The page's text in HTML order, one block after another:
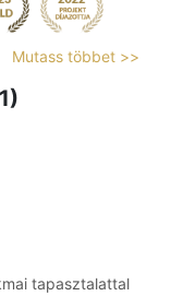
Mutass többet >>
tapasztalattal